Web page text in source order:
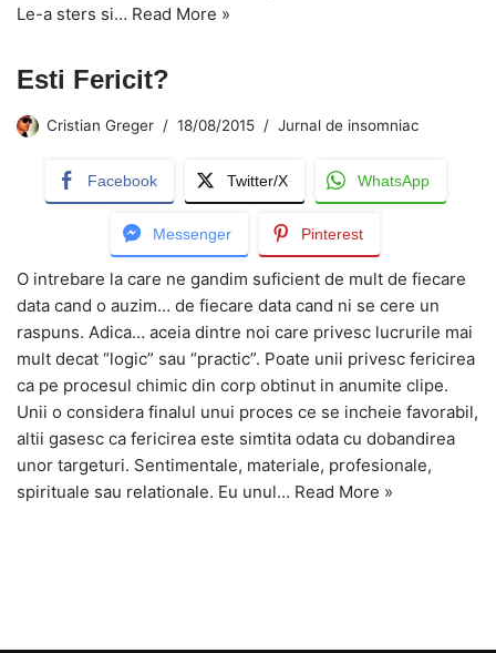
Le-a sters si… Read More »
Esti Fericit?
Cristian Greger 18/08/2015 Jurnal de insomniac
Facebook Twitter/X WhatsApp
Messenger Pinterest
O intrebare la care ne gandim suficient de mult de fiecare
data cand o auzim… de fiecare data cand ni se cere un
raspuns. Adica… aceia dintre noi care privesc lucrurile mai
mult decat “logic” sau “practic”. Poate unii privesc fericirea
ca pe procesul chimic din corp obtinut in anumite clipe.
Unii o considera finalul unui proces ce se incheie favorabil,
altii gasesc ca fericirea este simtita odata cu dobandirea
unor targeturi. Sentimentale, materiale, profesionale,
spirituale sau relationale. Eu unul… Read More »